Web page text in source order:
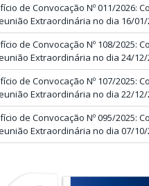
de Convocação Nº 011/2026:
Extraordinária no dia 16/01/
de Convocação Nº 108/2025:
Extraordinária no dia 24/12/
de Convocação Nº 107/2025:
Extraordinária no dia 22/12/
de Convocação Nº 095/2025:
Extraordinária no dia 07/10/